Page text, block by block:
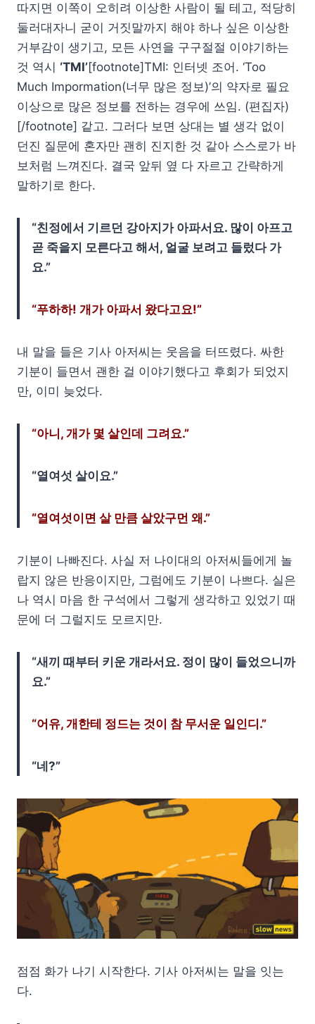
따지면 이쪽이 오히려 이상한 사람이 될 테고, 적당히
둘러대자니 굳이 거짓말까지 해야 하나 싶은 이상한
거부감이 생기고, 모든 사연을 구구절절 이야기하는
것 역시 ‘TMI’[footnote]TMI: 인터넷 조어. ‘Too
Much Impormation(너무 많은 정보)’의 약자로 필요
이상으로 많은 정보를 전하는 경우에 쓰임. (편집자)
[/footnote] 같고. 그러다 보면 상대는 별 생각 없이
던진 질문에 혼자만 괜히 진지한 것 같아 스스로가 바
보처럼 느껴진다. 결국 앞뒤 옆 다 자르고 간략하게
말하기로 한다.
“친정에서 기르던 강아지가 아파서요. 많이 아프고
곧 죽을지 모른다고 해서, 얼굴 보려고 들렀다 가
요.”
“푸하하! 개가 아파서 왔다고요!”
내 말을 들은 기사 아저씨는 웃음을 터뜨렸다. 싸한
기분이 들면서 괜한 걸 이야기했다고 후회가 되었지
만, 이미 늦었다.
“아니, 개가 몇 살인데 그려요.”
“열여섯 살이요.”
“열여섯이면 살 만큼 살았구먼 왜.”
기분이 나빠진다. 사실 저 나이대의 아저씨들에게 놀
랍지 않은 반응이지만, 그럼에도 기분이 나쁘다. 실은
나 역시 마음 한 구석에서 그렇게 생각하고 있었기 때
문에 더 그럴지도 모르지만.
“새끼 때부터 키운 개라서요. 정이 많이 들었으니까
요.”
“어유, 개한테 정드는 것이 참 무서운 일인디.”
“네?”
점점 화가 나기 시작한다. 기사 아저씨는 말을 잇는
다.